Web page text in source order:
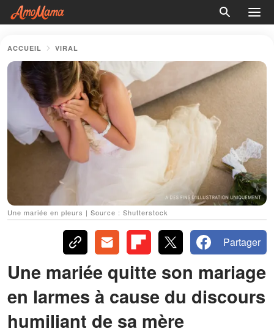
ACCUEIL VIRAL
Une mariée en pleurs | Source : Shutterstock
Partager
Une mariée quitte son mariage
en larmes à cause du discours
humiliant de sa mère